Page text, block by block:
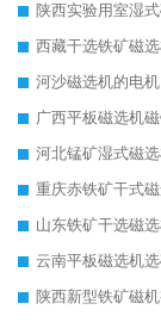
陕西实验用室湿
西藏干选铁矿磁
河沙磁选机的电机
广西平板磁选机
河北锰矿湿式磁
重庆赤铁矿干式
山东铁矿干选磁
云南平板磁选机
陕西新型铁矿磁